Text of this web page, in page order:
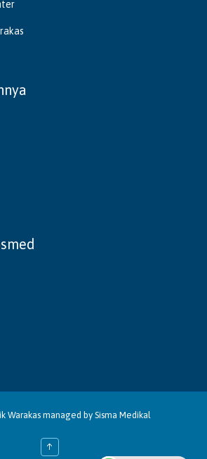
Warakas managed by Sisma Medikal
↑